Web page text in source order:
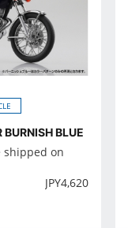
BLUE
on
JPY4,620